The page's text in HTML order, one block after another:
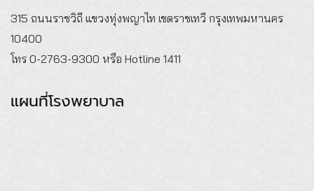
315 ถนนราชวิถี แขวงทุ่งพญาไท เขตราชเทวี กรุงเทพมหานคร
10400
โทร 0-2763-9300 หรือ Hotline 1411
แผนที่โรงพยาบาล